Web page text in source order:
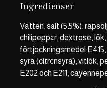
Ingredienser
Vatten, salt (5,5%),
chilipeppar, dextrose,
förtjockningsmedel
syra (citronsyra), vitlök,
E202 och E211,